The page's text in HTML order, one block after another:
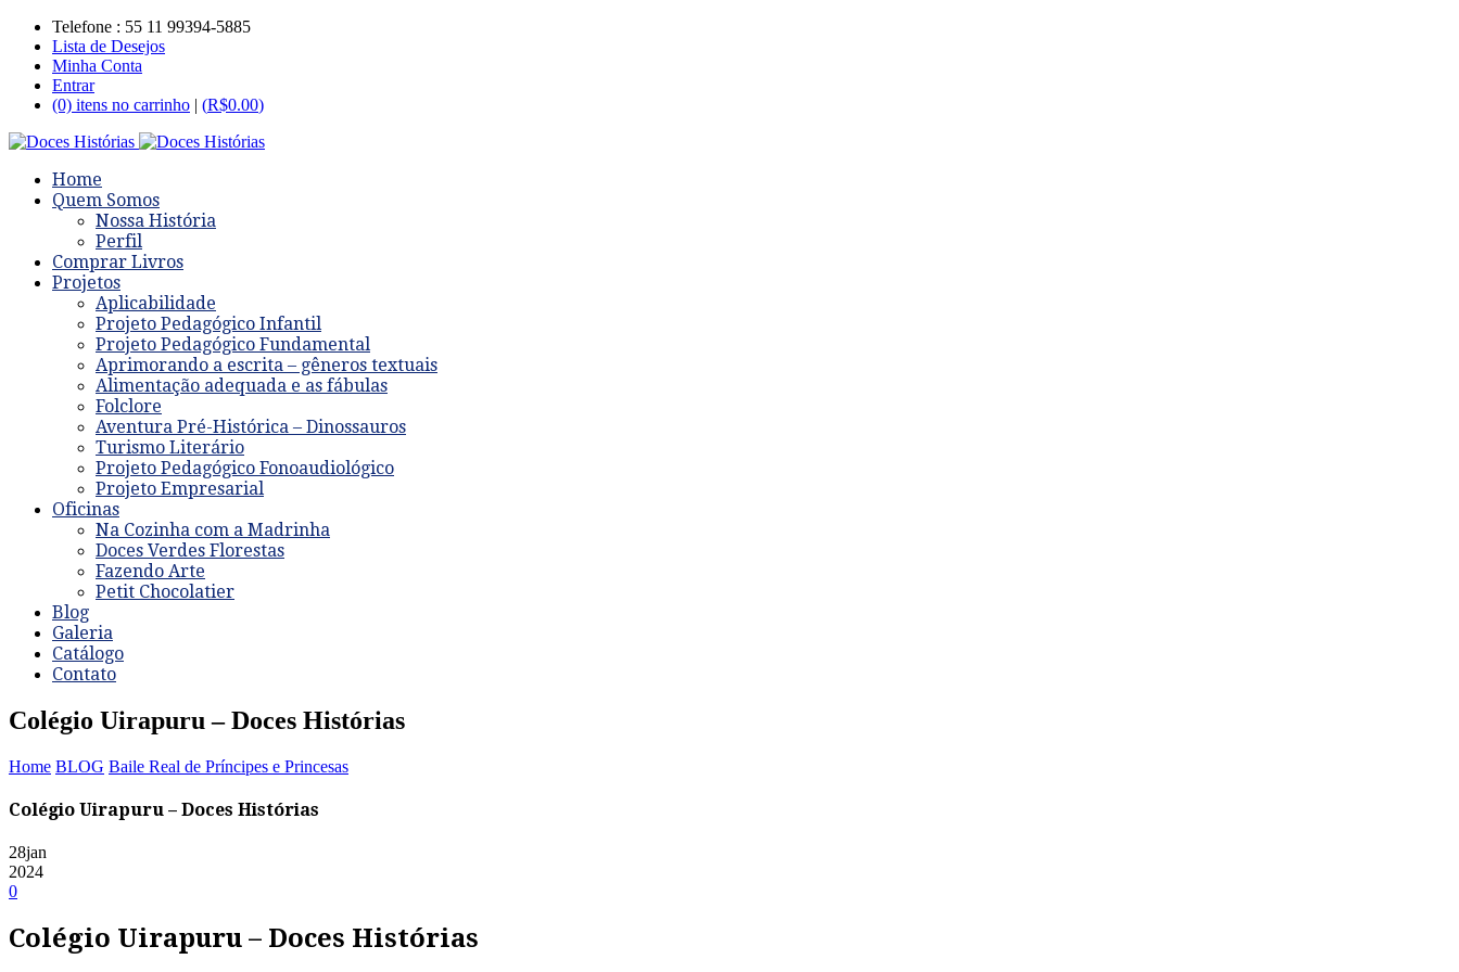
Telefone : 55 11 99394-5885
Lista de Desejos
Minha Conta
Entrar
(0) itens no carrinho | (R$0.00)
Home
Quem Somos
Nossa História
Perfil
Comprar Livros
Projetos
Aplicabilidade
Projeto Pedagógico Infantil
Projeto Pedagógico Fundamental
Aprimorando a escrita – gêneros textuais
Alimentação adequada e as fábulas
Folclore
Aventura Pré-Histórica – Dinossauros
Turismo Literário
Projeto Pedagógico Fonoaudiológico
Projeto Empresarial
Oficinas
Na Cozinha com a Madrinha
Doces Verdes Florestas
Fazendo Arte
Petit Chocolatier
Blog
Galeria
Catálogo
Contato
Colégio Uirapuru – Doces Histórias
Home BLOG Baile Real de Príncipes e Princesas
Colégio Uirapuru – Doces Histórias
28jan
2024
0
Colégio Uirapuru – Doces Histórias